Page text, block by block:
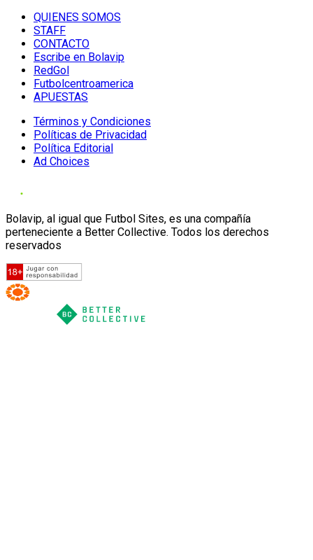
QUIENES SOMOS
STAFF
CONTACTO
Escribe en Bolavip
RedGol
Futbolcentroamerica
APUESTAS
Términos y Condiciones
Políticas de Privacidad
Política Editorial
Ad Choices
Bolavip, al igual que Futbol Sites, es una compañía
perteneciente a Better Collective. Todos los derechos
reservados